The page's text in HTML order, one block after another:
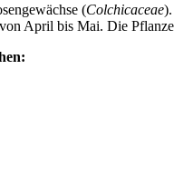
(Colchicaceae
April bis Mai. Die